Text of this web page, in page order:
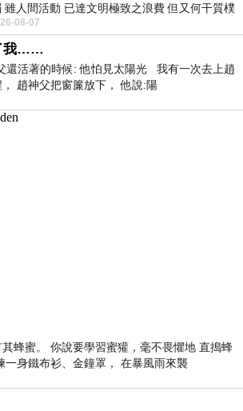
雖人間活動 已達文明極致之浪費 但又何干質樸
只能白白陪葬
08-07
我……
還活著的時候: 他怕見太陽光 我有一次去上趙
趙神父把窗簾放下， 他說:陽
蜂蜜。 你說要學習蜜獾，毫不畏懼地 直搗蜂
一身鐵布衫、金鐘罩， 在暴風雨來襲